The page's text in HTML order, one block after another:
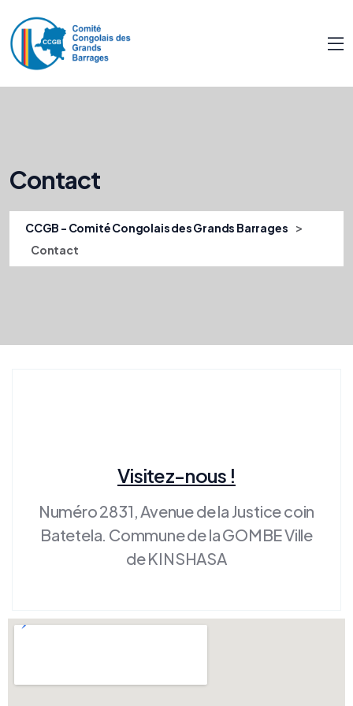
Contact
CCGB - Comité Congolais des Grands Barrages >
Contact
Visitez-nous !
Numéro 2831, Avenue de la Justice coin
Batetela. Commune de la GOMBE Ville
de KINSHASA